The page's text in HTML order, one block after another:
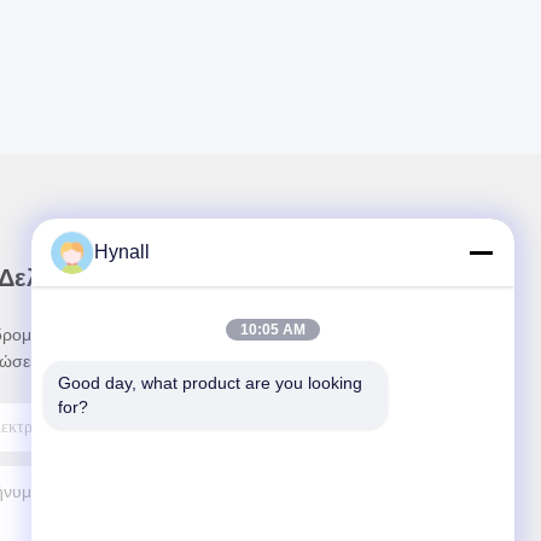
Ενημέρωσης
στο ενημερωτικό μας δελτίο για
και πολλά άλλα.
Hynall
10:05 AM
Good day, what product are you looking
for?